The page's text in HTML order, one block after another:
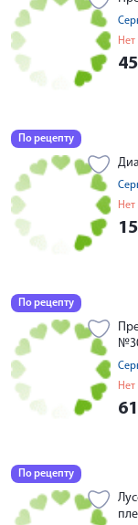
По рецепту
По рецепту
По рецепту